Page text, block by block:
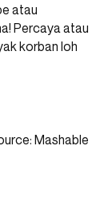
atau
Percaya atau
korban loh
Mashable